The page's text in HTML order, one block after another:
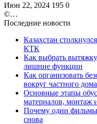
Июн 22, 2024 195 0
©️…
Последние новости
Казахстан
КТК
Как выбрать
лишние функции
Как организовать
вокруг частного дома
Основные этапы
материалов, монтаж
Почему одни фильмы
снова